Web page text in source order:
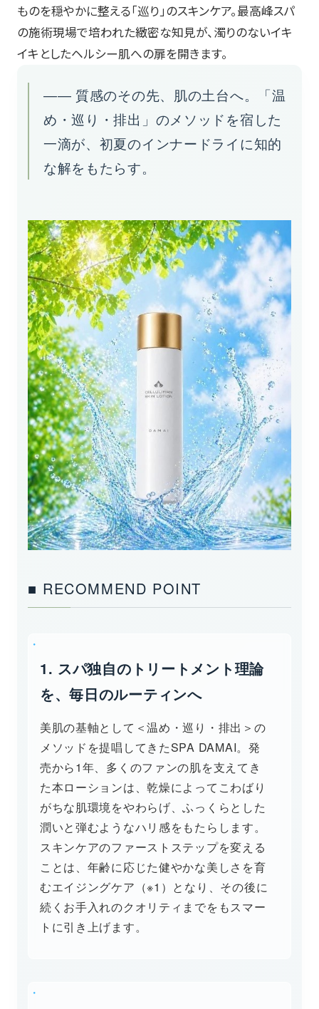
ものを穏やかに整える「巡り」のスキンケア。最高峰スパ
の施術現場で培われた緻密な知見が、濁りのないイキ
イキとしたヘルシー肌への扉を開きます。
―― 質感のその先、肌の土台へ。「温
め・巡り・排出」のメソッドを宿した
一滴が、初夏のインナードライに知的
な解をもたらす。
■ RECOMMEND POINT
1. スパ独自のトリートメント理論
を、毎日のルーティンへ
美肌の基軸として＜温め・巡り・排出＞の
メソッドを提唱してきたSPA DAMAI。発
売から1年、多くのファンの肌を支えてき
た本ローションは、乾燥によってこわばり
がちな肌環境をやわらげ、ふっくらとした
潤いと弾むようなハリ感をもたらします。
スキンケアのファーストステップを変える
ことは、年齢に応じた健やかな美しさを育
むエイジングケア（※1）となり、その後に
続くお手入れのクオリティまでをもスマー
トに引き上げます。